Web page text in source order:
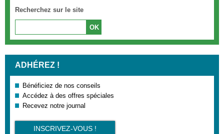
Recherchez sur le site
ADHÉREZ !
Bénéficiez de nos conseils
Accédez à des offres spéciales
Recevez notre journal
INSCRIVEZ-VOUS !